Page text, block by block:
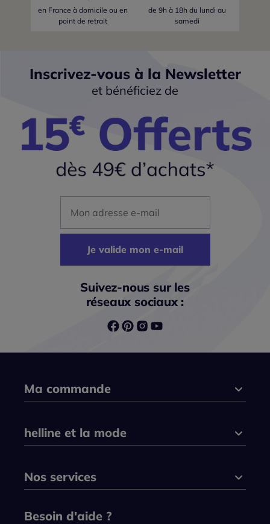
en France à domicile ou en
point de retrait
de 9h à 18h du lundi au
samedi
Inscrivez-vous à la Newsletter
et bénéficiez de
Je valide mon e-mail
Suivez-nous sur les
réseaux sociaux :
Ma commande
helline et la mode
Nos services
Besoin d'aide ?